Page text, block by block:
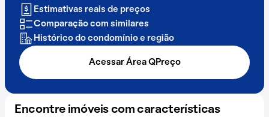
Estimativas reais de preços
Comparação com similares
Histórico do condomínio e região
Acessar Área QPreço
Encontre imóveis com características